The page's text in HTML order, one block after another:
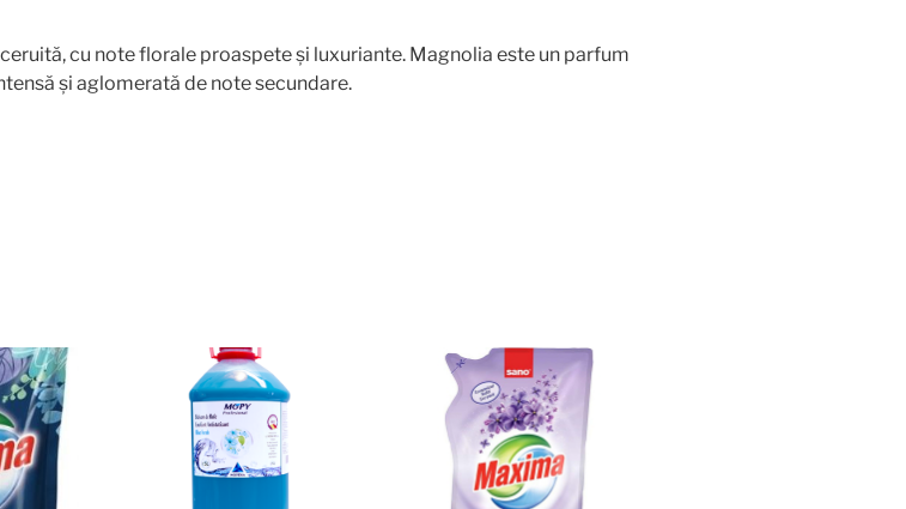
cu note florale proaspete și luxuriante. Magnolia este un parfum
și aglomerată de note secundare.